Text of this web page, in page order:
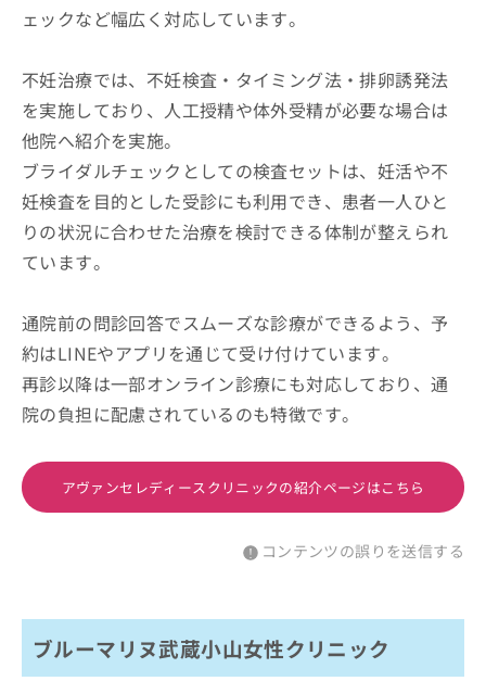
ェックなど幅広く対応しています。
不妊治療では、不妊検査・タイミング法・排卵誘発法
を実施しており、人工授精や体外受精が必要な場合は
他院へ紹介を実施。
ブライダルチェックとしての検査セットは、妊活や不
妊検査を目的とした受診にも利用でき、患者一人ひと
りの状況に合わせた治療を検討できる体制が整えられ
ています。
通院前の問診回答でスムーズな診療ができるよう、予
約はLINEやアプリを通じて受け付けています。
再診以降は一部オンライン診療にも対応しており、通
院の負担に配慮されているのも特徴です。
アヴァンセレディースクリニックの紹介ページはこちら
コンテンツの誤りを送信する
ブルーマリヌ武蔵小山女性クリニック